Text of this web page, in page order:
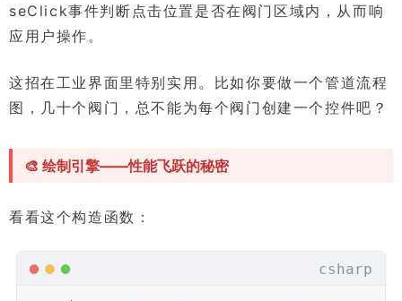
seClick事件判断点击位置是否在阀门区域内，从而响
应用户操作。
这招在工业界面里特别实用。比如你要做一个管道流程
图，几十个阀门，总不能为每个阀门创建一个控件吧？
🎨 绘制引擎——性能飞跃的秘密
看看这个构造函数：
csharp